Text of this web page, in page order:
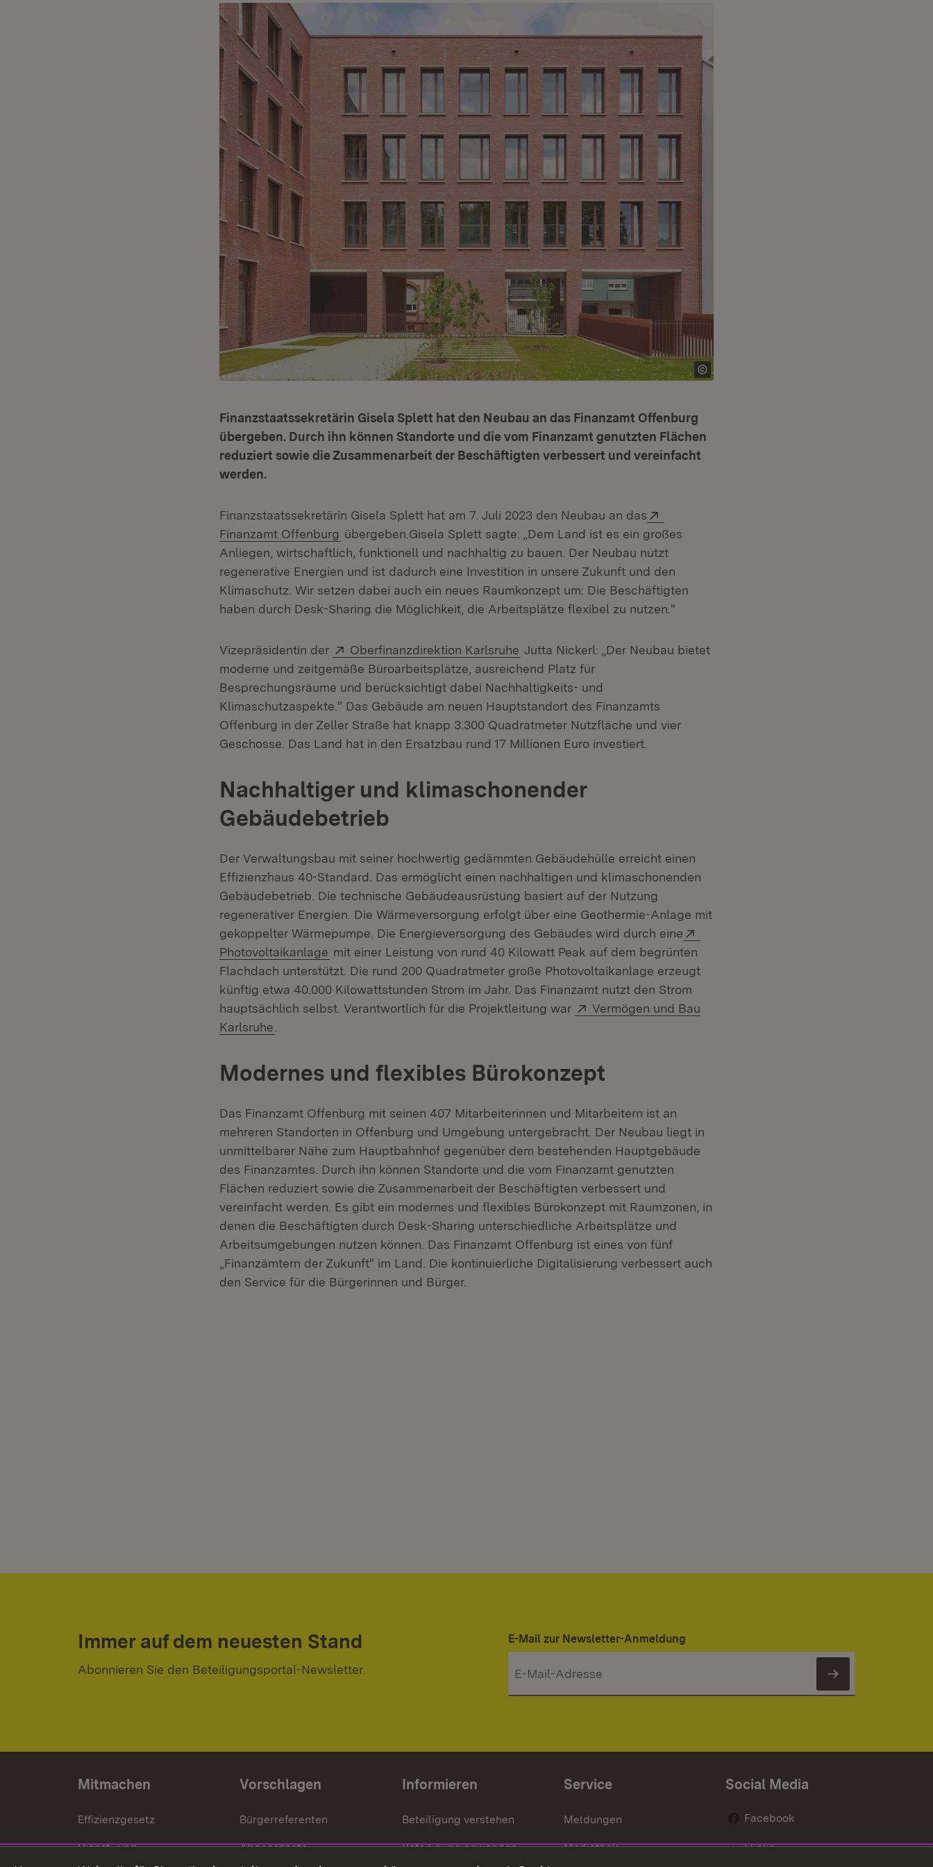
Finanzstaatssekretärin Gisela Splett hat den Neubau an das Finanzamt Offenburg
übergeben. Durch ihn können Standorte und die vom Finanzamt genutzten Flächen
reduziert sowie die Zusammenarbeit der Beschäftigten verbessert und vereinfacht
werden.
Finanzstaatssekretärin Gisela Splett hat am 7. Juli 2023 den Neubau an das
Finanzamt Offenburg (Öffnet in neuem Fenster)
übergeben.Gisela Splett sagte: „Dem Land ist es ein großes
Anliegen, wirtschaftlich, funktionell und nachhaltig zu bauen. Der Neubau nutzt
regenerative Energien und ist dadurch eine Investition in unsere Zukunft und den
Klimaschutz. Wir setzen dabei auch ein neues Raumkonzept um: Die Beschäftigten
haben durch Desk-Sharing die Möglichkeit, die Arbeitsplätze flexibel zu nutzen."
Vizepräsidentin der Extern:
Oberfinanzdirektion Karlsruhe (Öffnet in neuem Fenster)
Jutta Nickerl: „Der Neubau bietet
moderne und zeitgemäße Büroarbeitsplätze, ausreichend Platz für
Besprechungsräume und berücksichtigt dabei Nachhaltigkeits- und
Klimaschutzaspekte." Das Gebäude am neuen Hauptstandort des Finanzamts
Offenburg in der Zeller Straße hat knapp 3.300 Quadratmeter Nutzfläche und vier
Geschosse. Das Land hat in den Ersatzbau rund 17 Millionen Euro investiert.
Nachhaltiger und klimaschonender
Gebäudebetrieb
Der Verwaltungsbau mit seiner hochwertig gedämmten Gebäudehülle erreicht einen
Effizienzhaus 40-Standard. Das ermöglicht einen nachhaltigen und klimaschonenden
Gebäudebetrieb. Die technische Gebäudeausrüstung basiert auf der Nutzung
regenerativer Energien. Die Wärmeversorgung erfolgt über eine Geothermie-Anlage mit
gekoppelter Wärmepumpe. Die Energieversorgung des Gebäudes wird durch eine
Photovoltaikanlage (Öffnet in neuem Fenster)
mit einer Leistung von rund 40 Kilowatt Peak auf dem begrünten
Flachdach unterstützt. Die rund 200 Quadratmeter große Photovoltaikanlage erzeugt
künftig etwa 40.000 Kilowattstunden Strom im Jahr. Das Finanzamt nutzt den Strom
hauptsächlich selbst. Verantwortlich für die Projektleitung war
Extern:
Vermögen und Bau
Karlsruhe
Modernes und flexibles Bürokonzept
Das Finanzamt Offenburg mit seinen 407 Mitarbeiterinnen und Mitarbeitern ist an
mehreren Standorten in Offenburg und Umgebung untergebracht. Der Neubau liegt in
unmittelbarer Nähe zum Hauptbahnhof gegenüber dem bestehenden Hauptgebäude
des Finanzamtes. Durch ihn können Standorte und die vom Finanzamt genutzten
Flächen reduziert sowie die Zusammenarbeit der Beschäftigten verbessert und
vereinfacht werden. Es gibt ein modernes und flexibles Bürokonzept mit Raumzonen, in
denen die Beschäftigten durch Desk-Sharing unterschiedliche Arbeitsplätze und
Arbeitsumgebungen nutzen können. Das Finanzamt Offenburg ist eines von fünf
„Finanzämtern der Zukunft" im Land. Die kontinuierliche Digitalisierung verbessert auch
den Service für die Bürgerinnen und Bürger.
Immer auf dem neuesten Stand
Abonnieren Sie den Beteiligungsportal-Newsletter.
E-Mail zur Newsletter-Anmeldung
Newsletter
Mitmachen
Effizienzgesetz
Dienst- und
Versorgungsbezüge
Vorschlagen
Bürgerreferenten
Abgeordnete
Informieren
Beteiligung verstehen
Beteiligung anwenden
Service
Meldungen
Mediathek
Social Media
Facebook
Flickr